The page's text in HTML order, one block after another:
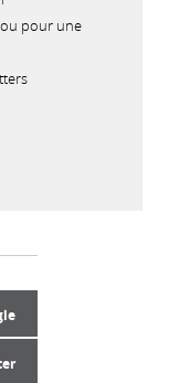
ou pour une